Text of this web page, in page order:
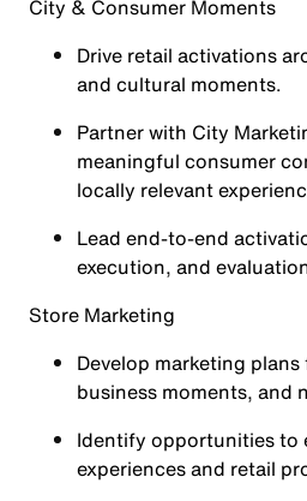
City & Consumer Moments
Drive retail activations
and cultural moments.
Partner with City
meaningful consumer
locally relevant
Lead end-to-end
execution, and
Store Marketing
Develop marketing
business moments, and
Identify opportunities to
experiences and retail